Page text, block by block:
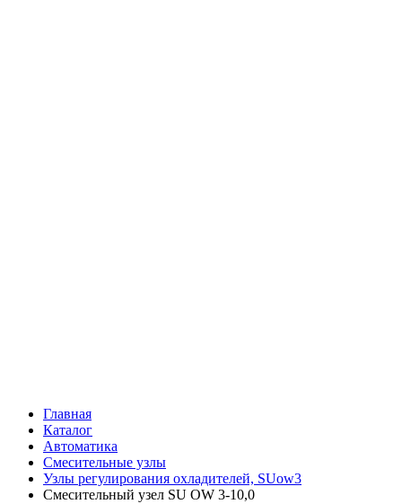
Главная
Каталог
Автоматика
Смесительные узлы
Узлы регулирования охладителей, SUow3
Смесительный узел SU OW 3-10,0